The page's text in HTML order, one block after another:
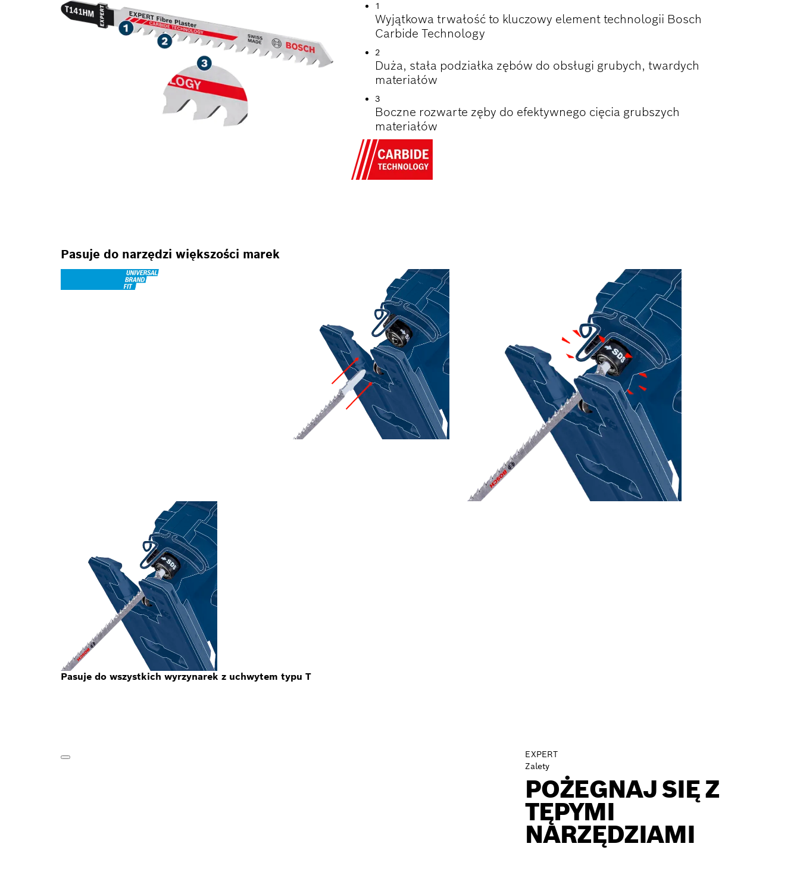
1
Wyjątkowa trwałość to kluczowy element technologii Bosch
Carbide Technology
2
Duża, stała podziałka zębów do obsługi grubych, twardych
materiałów
3
Boczne rozwarte zęby do efektywnego cięcia grubszych
materiałów
Pasuje do narzędzi większości marek
Pasuje do wszystkich wyrzynarek z uchwytem typu T
EXPERT
Zalety
POŻEGNAJ SIĘ Z
TĘPYMI
NARZĘDZIAMI